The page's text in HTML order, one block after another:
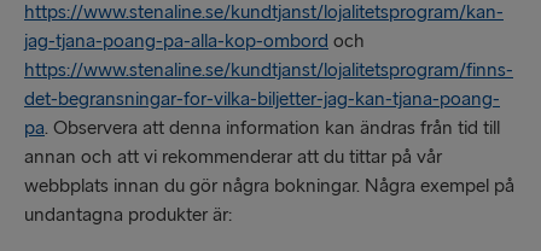
https://www.stenaline.se/kundtjanst/lojalitetsprogram/kan-
jag-tjana-poang-pa-alla-kop-ombord och
https://www.stenaline.se/kundtjanst/lojalitetsprogram/finns-
det-begransningar-for-vilka-biljetter-jag-kan-tjana-poang-
pa. Observera att denna information kan ändras från tid till
annan och att vi rekommenderar att du tittar på vår
webbplats innan du gör några bokningar. Några exempel på
undantagna produkter är: